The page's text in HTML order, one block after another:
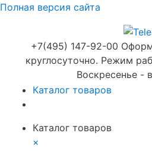
Полная версия сайта
+7(495) 147-92-00
круглосуточно. Режим
Воскресенье -
Каталог товаров
Каталог товаров
×